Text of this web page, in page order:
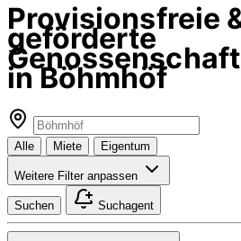
Provisionsfreie
geförderte
in Böhmhöf
Alle Miete Eigentum
Weitere Filter anpassen
Suchen Suchagent